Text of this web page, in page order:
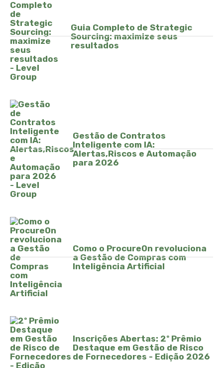
Guia Completo de Strategic
Sourcing: maximize seus
resultados
Gestão de Contratos
Inteligente com IA:
Alertas,Riscos e Automação
para 2026
Como o ProcureOn revoluciona
a Gestão de Compras com
Inteligência Artificial
Inscrições Abertas: 2º Prêmio
Destaque em Gestão de Risco
de Fornecedores - Edição 2026